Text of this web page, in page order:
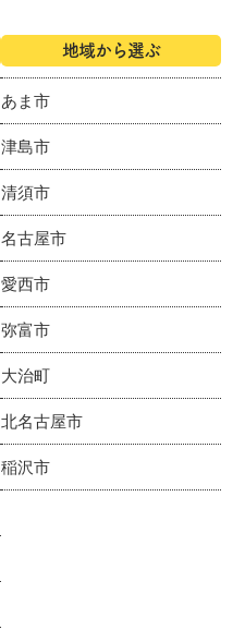
地域から選ぶ
あま市
津島市
清須市
名古屋市
愛西市
弥富市
大治町
北名古屋市
稲沢市